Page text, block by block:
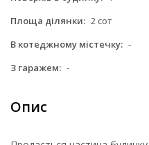
Площа ділянки: 2 сот
В котеджному містечку: -
З гаражем: -
Опис